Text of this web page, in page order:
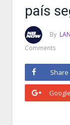
país
By
Comments
Share